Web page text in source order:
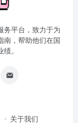
务平台，致力于为
南，帮助他们在国
。
关于我们